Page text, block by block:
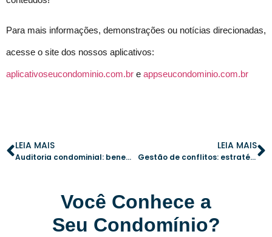
Para mais informações, demonstrações ou notícias direcionadas,
acesse o site dos nossos aplicativos:
aplicativoseucondominio.com.br e appseucondominio.com.br
LEIA MAIS
Auditoria condominial: benefícios e momentos certos para contratar
LEIA MAIS
Gestão de conflitos: estratégias para lidar com moradores que desrespeitam regras
Você Conhece a
Seu Condomínio?